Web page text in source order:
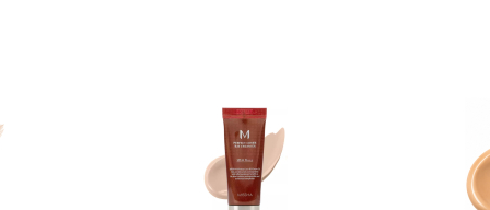
Durch die Erstellung
Einkäufe schnell